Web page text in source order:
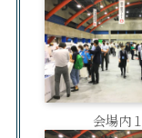
会場内１